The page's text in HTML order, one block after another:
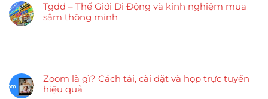
Tgdd – Thế Giới Di Động và kinh nghiệm mua
sắm thông minh
Zoom là gì? Cách tải, cài đặt và họp trực tuyến
hiệu quả